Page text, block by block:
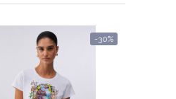
-30%